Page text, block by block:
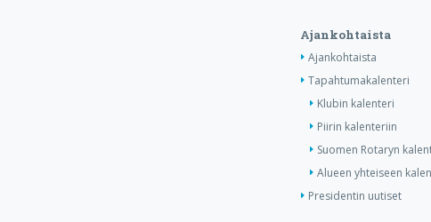
Ajankohtaista
Ajankohtaista
Tapahtumakalenteri
Klubin kalenteri
Piirin kalenteriin
Suomen Rotaryn
Alueen yhteiseen
Presidentin uutiset